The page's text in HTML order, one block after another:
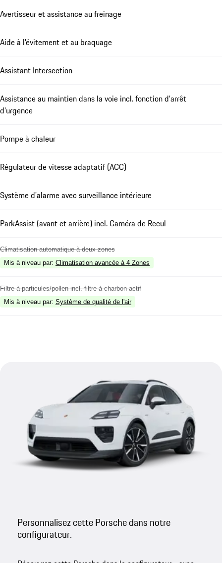
Avertisseur et assistance au freinage
Aide à l'évitement et au braquage
Assistant Intersection
Assistance au maintien dans la voie incl. fonction d'arrêt
d'urgence
Pompe à chaleur
Régulateur de vitesse adaptatif (ACC)
Système d'alarme avec surveillance intérieure
ParkAssist (avant et arrière) incl. Caméra de Recul
Climatisation automatique à deux zones
Mis à niveau par: Climatisation avancée à 4 Zones
Filtre à particules/pollen incl. filtre à charbon actif
Mis à niveau par: Système de qualité de l'air
Personnalisez cette Porsche dans notre
configurateur.